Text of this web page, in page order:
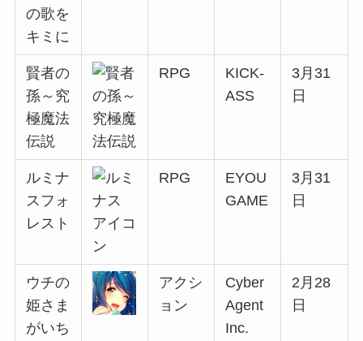
の歌を
キミに
賢者の
孫～究
極魔法
伝説
RPG
KICK-
ASS
3月31
日
ルミナ
スフォ
レスト
RPG
EYOU
GAME
3月31
日
ウチの
姫さま
がいち
アクシ
ョン
Cyber
Agent
Inc.
2月28
日